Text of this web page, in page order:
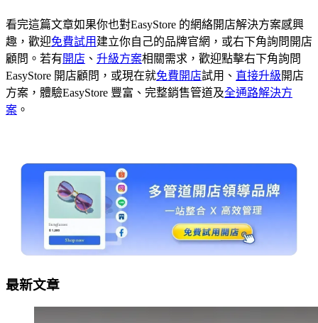
看完這篇文章如果你也對EasyStore 的網絡開店解決方案感興
趣，歡迎免費試用 建立你自己的品牌官網，或右下角詢問開店
顧問。若有開店 、 升級方案相關需求，歡迎點擊右下角詢問
EasyStore 開店顧問，或現在就免費開店試用、 直接升級開店
方案，體驗EasyStore 豐富、完整銷售管道及全通路解決方
案 。
最新文章